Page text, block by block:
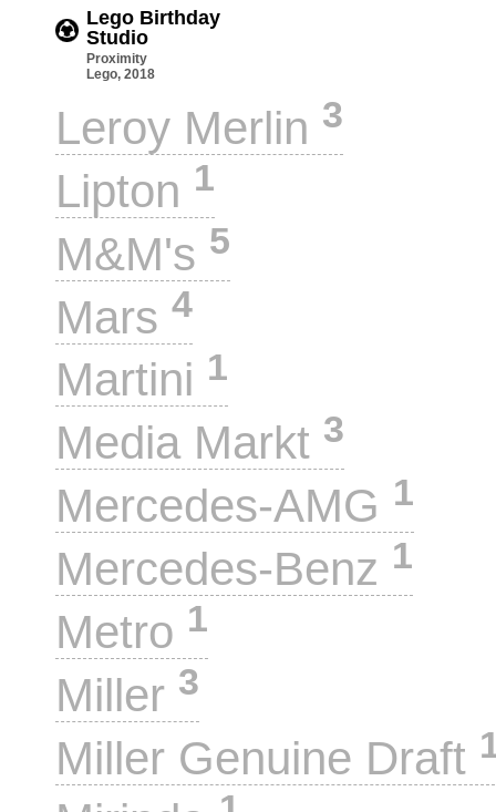
Lego Birthday
Studio
Proximity
Lego, 2018
Leroy Merlin 3
Lipton 1
M&M's 5
Mars 4
Martini 1
Media Markt 3
Mercedes-AMG 1
Mercedes-Benz 1
Metro 1
Miller 3
Miller Genuine Draft